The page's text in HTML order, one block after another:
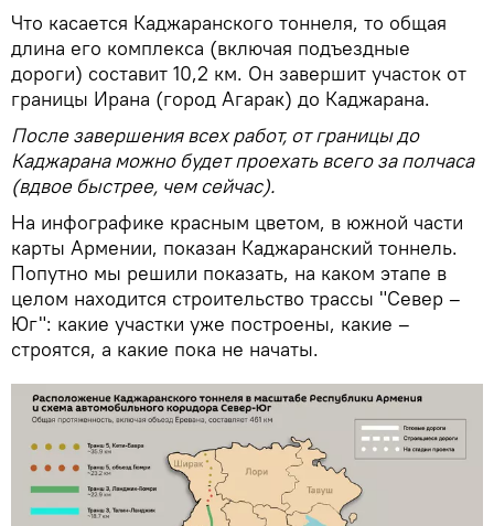
Что касается Каджаранского тоннеля, то общая
длина его комплекса (включая подъездные
дороги) составит 10,2 км. Он завершит участок от
границы Ирана (город Агарак) до Каджарана.
После завершения всех работ, от границы до
Каджарана можно будет проехать всего за полчаса
(вдвое быстрее, чем сейчас).
На инфографике красным цветом, в южной части
карты Армении, показан Каджаранский тоннель.
Попутно мы решили показать, на каком этапе в
целом находится строительство трассы "Север –
Юг": какие участки уже построены, какие –
строятся, а какие пока не начаты.